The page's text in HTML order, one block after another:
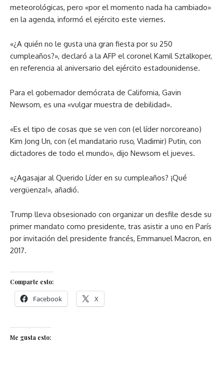
meteorológicas, pero «por el momento nada ha cambiado»
en la agenda, informó el ejército este viernes.
«¿A quién no le gusta una gran fiesta por su 250
cumpleaños?», declaró a la AFP el coronel Kamil Sztalkoper,
en referencia al aniversario del ejército estadounidense.
Para el gobernador demócrata de California, Gavin
Newsom, es una «vulgar muestra de debilidad».
«Es el tipo de cosas que se ven con (el líder norcoreano)
Kim Jong Un, con (el mandatario ruso, Vladimir) Putin, con
dictadores de todo el mundo», dijo Newsom el jueves.
«¿Agasajar al Querido Líder en su cumpleaños? ¡Qué
vergüenza!», añadió.
Trump lleva obsesionado con organizar un desfile desde su
primer mandato como presidente, tras asistir a uno en París
por invitación del presidente francés, Emmanuel Macron, en
2017.
Comparte esto:
Facebook X
Me gusta esto: